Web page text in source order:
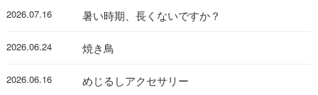
2026.07.16 暑い時期、長くないですか？
2026.06.24 焼き鳥
2026.06.16 めじるしアクセサリー